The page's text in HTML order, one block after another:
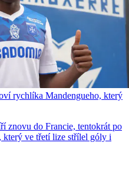
rychlíka Mandengueho, který
znovu do Francie, tentokrát po
který ve třetí lize střílel góly i